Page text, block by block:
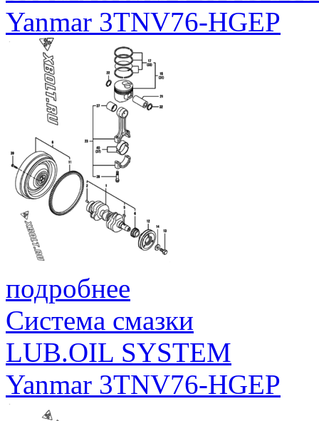
Yanmar 3TNV76-HGEP
подробнее
Система смазки
LUB.OIL SYSTEM
Yanmar 3TNV76-HGEP